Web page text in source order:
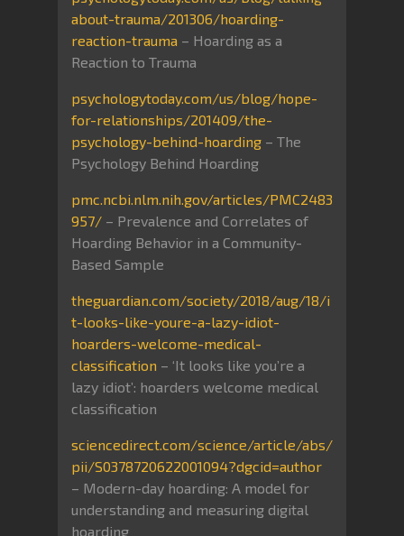
about-trauma/201306/hoarding-
reaction-trauma – Hoarding as a
Reaction to Trauma
psychologytoday.com/us/blog/hope-
for-relationships/201409/the-
psychology-behind-hoarding – The
Psychology Behind Hoarding
pmc.ncbi.nlm.nih.gov/articles/PMC2483
957/ – Prevalence and Correlates of
Hoarding Behavior in a Community-
Based Sample
theguardian.com/society/2018/aug/18/i
t-looks-like-youre-a-lazy-idiot-
hoarders-welcome-medical-
classification – ‘It looks like you’re a
lazy idiot’: hoarders welcome medical
classification
sciencedirect.com/science/article/abs/
pii/S0378720622001094?dgcid=author
– Modern-day hoarding: A model for
understanding and measuring digital
hoarding